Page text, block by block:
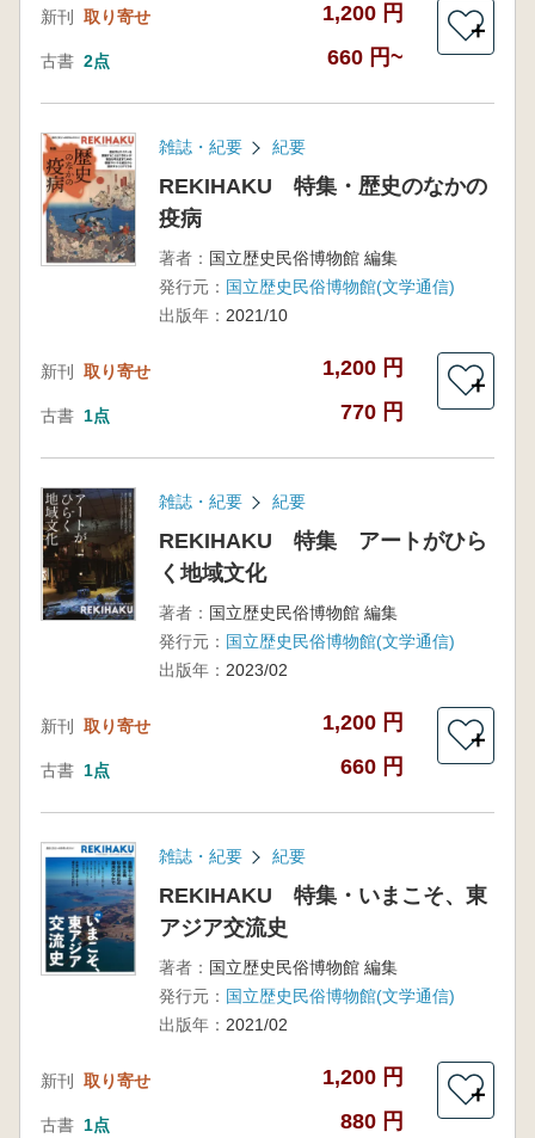
新刊 取り寄せ 1,200 円
古書 2点 660 円~
＋
雑誌・紀要 紀要
REKIHAKU 特集・歴史のなかの
疫病
著者： 国立歴史民俗博物館 編集
発行元： 国立歴史民俗博物館(文学通信)
出版年： 2021/10
新刊 取り寄せ 1,200 円
古書 1点 770 円
＋
雑誌・紀要 紀要
REKIHAKU 特集 アートがひら
く地域文化
著者： 国立歴史民俗博物館 編集
発行元： 国立歴史民俗博物館(文学通信)
出版年： 2023/02
新刊 取り寄せ 1,200 円
古書 1点 660 円
＋
雑誌・紀要 紀要
REKIHAKU 特集・いまこそ、東
アジア交流史
著者： 国立歴史民俗博物館 編集
発行元： 国立歴史民俗博物館(文学通信)
出版年： 2021/02
新刊 取り寄せ 1,200 円
古書 1点 880 円
＋